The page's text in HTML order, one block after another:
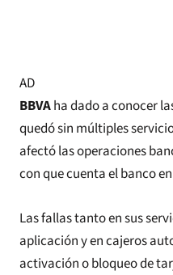
AD
BBVAha dado a conocer
quedó sin múltiples
afectó las operaciones
con que cuenta el banco
Las fallas tanto en sus
aplicación y en cajeros
activación o bloqueo de